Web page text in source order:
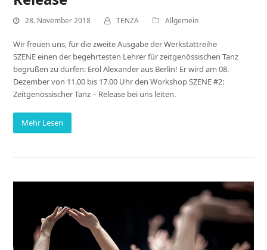
28. November 2018 TENZA Allgemein
Wir freuen uns, für die zweite Ausgabe der Werkstattreihe
SZENE einen der begehrtesten Lehrer für zeitgenössischen Tanz
begrüßen zu dürfen: Erol Alexander aus Berlin! Er wird am 08.
Dezember von 11.00 bis 17.00 Uhr den Workshop SZENE #2:
Zeitgenössischer Tanz – Release bei uns leiten.
Mehr Lesen